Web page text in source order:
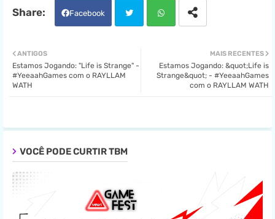
Facebook
ter tsa
MAIS RECENTES
Estamos Jogando: &quot;Life is
Strange&quot; - #YeeaahGames
com o RAYLLAM WATH
ANTIGOS
Estamos Jogando: "Life is Strange" -
#YeeaahGames com o RAYLLAM
WATH
VOCÊ PODE CURTIR TBM